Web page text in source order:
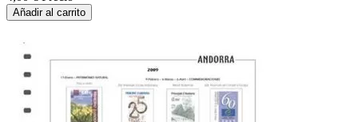
Añadir al carrito